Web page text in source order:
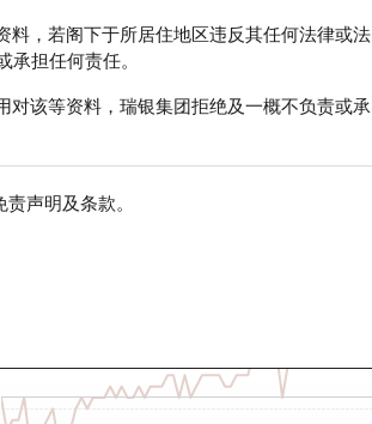
料，若阁下于所居住地区违反其任何法律或法
承担任何责任。
该等资料，瑞银集团拒绝及一概不负责或承
责声明及条款。